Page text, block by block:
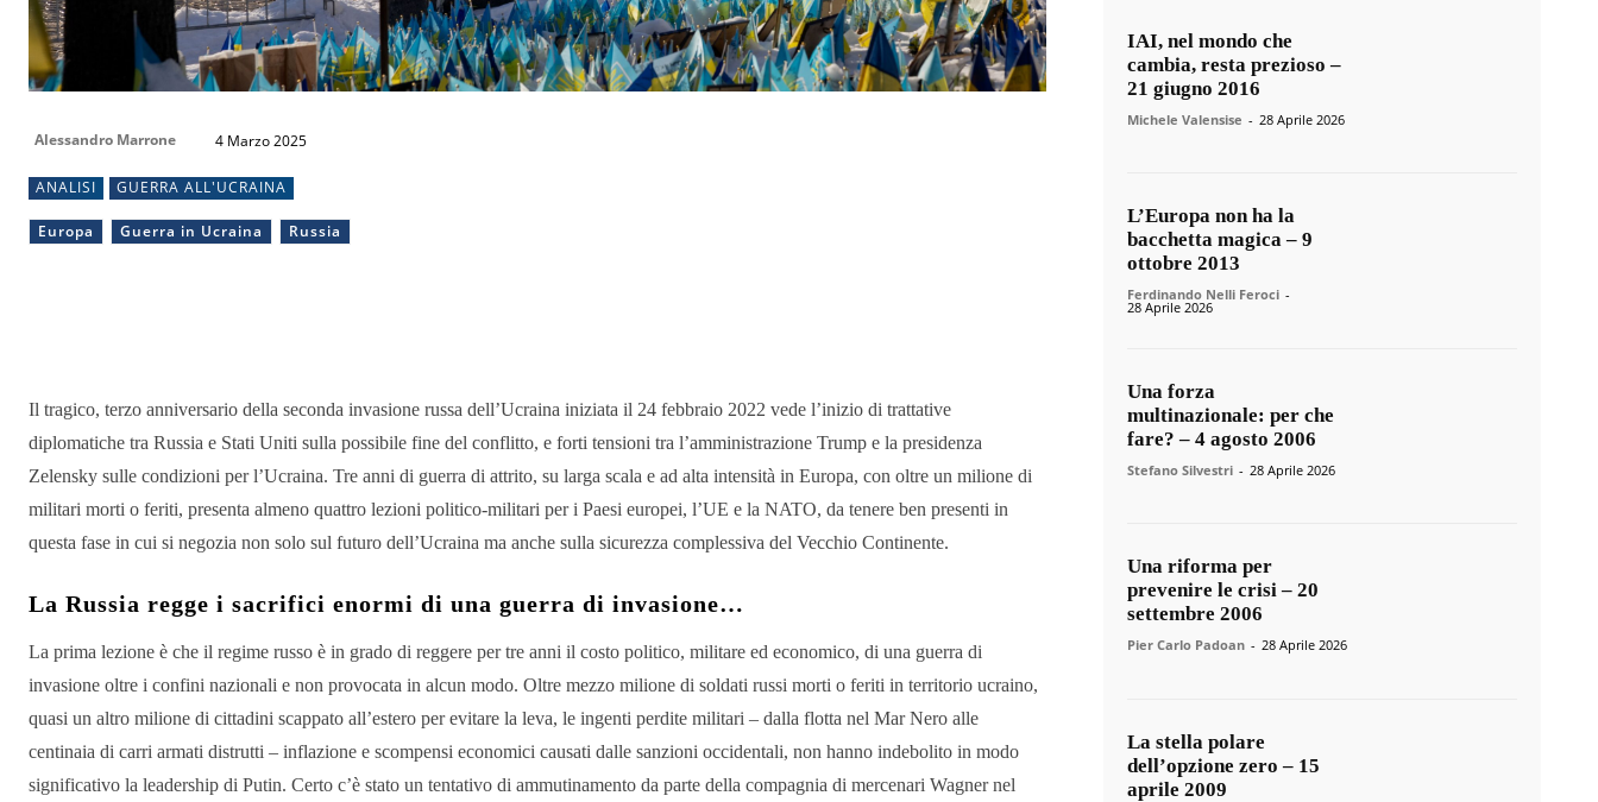
Alessandro Marrone 4 Marzo 2025
ANALISI GUERRA ALL'UCRAINA
Europa Guerra in Ucraina Russia
Il tragico, terzo anniversario della seconda invasione russa dell’Ucraina iniziata il 24 febbraio 2022 vede l’inizio di trattative
diplomatiche tra Russia e Stati Uniti sulla possibile fine del conflitto, e forti tensioni tra l’amministrazione Trump e la presidenza
Zelensky sulle condizioni per l’Ucraina. Tre anni di guerra di attrito, su larga scala e ad alta intensità in Europa, con oltre un milione di
militari morti o feriti, presenta almeno quattro lezioni politico-militari per i Paesi europei, l’UE e la NATO, da tenere ben presenti in
questa fase in cui si negozia non solo sul futuro dell’Ucraina ma anche sulla sicurezza complessiva del Vecchio Continente.
La Russia regge i sacrifici enormi di una guerra di invasione…
La prima lezione è che il regime russo è in grado di reggere per tre anni il costo politico, militare ed economico, di una guerra di
invasione oltre i confini nazionali e non provocata in alcun modo. Oltre mezzo milione di soldati russi morti o feriti in territorio ucraino,
quasi un altro milione di cittadini scappato all’estero per evitare la leva, le ingenti perdite militari – dalla flotta nel Mar Nero alle
centinaia di carri armati distrutti – inflazione e scompensi economici causati dalle sanzioni occidentali, non hanno indebolito in modo
significativo la leadership di Putin. Certo c’è stato un tentativo di ammutinamento da parte della compagnia di mercenari Wagner nel
IAI, nel mondo che
cambia, resta prezioso –
21 giugno 2016
Michele Valensise - 28 Aprile 2026
L’Europa non ha la
bacchetta magica – 9
ottobre 2013
Ferdinando Nelli Feroci -
28 Aprile 2026
Una forza
multinazionale: per che
fare? – 4 agosto 2006
Stefano Silvestri - 28 Aprile 2026
Una riforma per
prevenire le crisi – 20
settembre 2006
Pier Carlo Padoan - 28 Aprile 2026
La stella polare
dell’opzione zero – 15
aprile 2009